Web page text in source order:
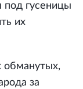
гусеницы
их
обманутых,
за